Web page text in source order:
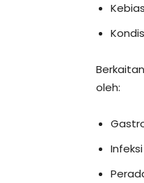
oleh: